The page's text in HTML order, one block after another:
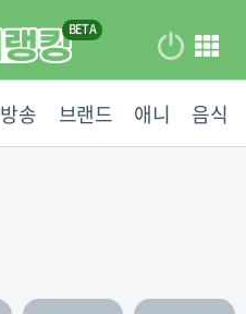
방송 브랜드 애니 음식